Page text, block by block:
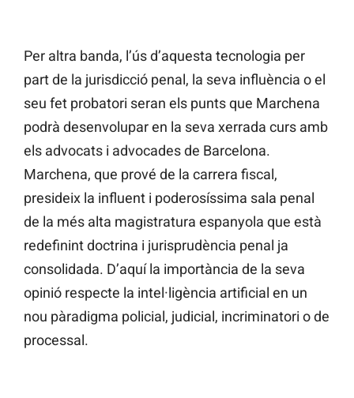
Per altra banda, l’ús d’aquesta tecnologia per
part de la jurisdicció penal, la seva influència o el
seu fet probatori seran els punts que Marchena
podrà desenvolupar en la seva xerrada curs amb
els advocats i advocades de Barcelona.
Marchena, que prové de la carrera fiscal,
presideix la influent i poderosíssima sala penal
de la més alta magistratura espanyola que està
redefinint doctrina i jurisprudència penal ja
consolidada. D’aquí la importància de la seva
opinió respecte la intel·ligència artificial en un
nou pàradigma policial, judicial, incriminatori o de
processal.